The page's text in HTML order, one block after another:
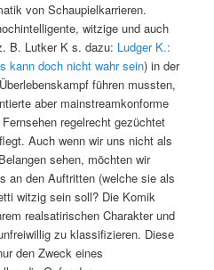
von Schaupielkarrieren.
witzige und auch
B. Lutker K s. dazu: Ludger K.:
kann doch nicht wahr sein) in der
führen mussten,
aber mainstreamkonforme
regelrecht gezüchtet
Auch wenn wir uns nicht als
sehen, möchten wir
an den Auftritten (welche sie als
witzig sein soll? Die Komik
realsatirischen Charakter und
zu klassifizieren. Diese
den Zweck eines